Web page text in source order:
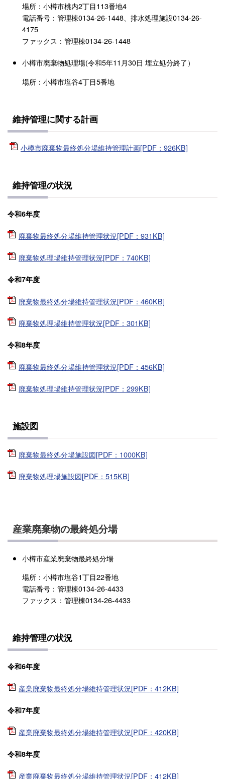
場所：小樽市桃内2丁目113番地4
電話番号：管理棟0134-26-1448、排水処理施設0134-26-
4175
ファックス：管理棟0134-26-1448
小樽市廃棄物処理場(令和5年11月30日 埋立処分終了）
場所：小樽市塩谷4丁目5番地
維持管理に関する計画
小樽市廃棄物最終処分場維持管理計画[PDF：926KB]
維持管理の状況
令和6年度
廃棄物最終処分場維持管理状況[PDF：931KB]
廃棄物処理場維持管理状況[PDF：740KB]
令和7年度
廃棄物最終処分場維持管理状況[PDF：460KB]
廃棄物処理場維持管理状況[PDF：301KB]
令和8年度
廃棄物最終処分場維持管理状況[PDF：456KB]
廃棄物処理場維持管理状況[PDF：299KB]
施設図
廃棄物最終処分場施設図[PDF：1000KB]
廃棄物処理場施設図[PDF：515KB]
産業廃棄物の最終処分場
小樽市産業廃棄物最終処分場
場所：小樽市塩谷1丁目22番地
電話番号：管理棟0134-26-4433
ファックス：管理棟0134-26-4433
維持管理の状況
令和6年度
産業廃棄物最終処分場維持管理状況[PDF：412KB]
令和7年度
産業廃棄物最終処分場維持管理状況[PDF：420KB]
令和8年度
産業廃棄物最終処分場維持管理状況[PDF：412KB]